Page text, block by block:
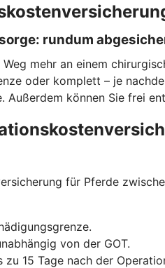
rundum
Weg mehr an einem
oder komplett – je
Außerdem können Sie frei
für Pferde
von der GOT.
15 Tage nach der